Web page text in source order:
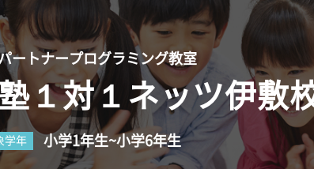
ートナープログラミング教室
１対１ネッツ伊敷
学年 小学1年生~小学6年生